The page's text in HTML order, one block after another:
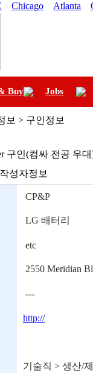
Chicago Atlanta
Buy Jobs
보 > 구인정보
구인(컴싸 전공 우
CP&P
LG 배터리
etc
2550 Meridian
---
http://
기술직 > 생산/